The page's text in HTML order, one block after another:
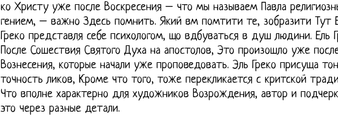
ко Христу уже после Воскресения – что мы называем Павла
гением, – важно Здесь помнить. Який вм помтити те, зобразити Тут
Греко представля себе психологом, що вдбуваться в душ людини. Ель
После Сошествия Святого Духа на апостолов, Это произошло уже
Вознесения, которые начали уже проповедовать. Эль Греко присуща
точность ликов, Кроме что того, тоже перекликается с критской
Что вполне характерно для художников Возрождения, автор и
это через разные детали.